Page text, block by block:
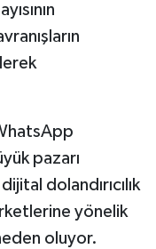
pazarı
dolandırıcılık
yönelik
oluyor.